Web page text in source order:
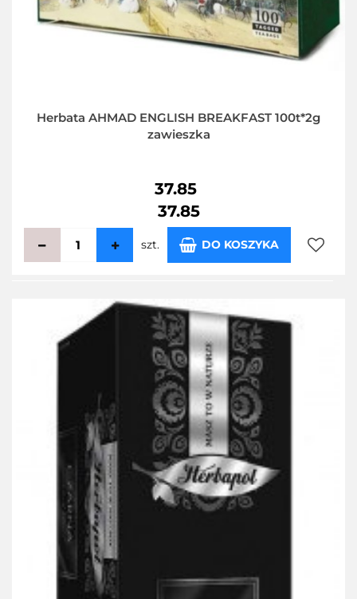
Herbata AHMAD ENGLISH BREAKFAST 100t*2g
zawieszka
37.85
37.85
szt. DO KOSZYKA